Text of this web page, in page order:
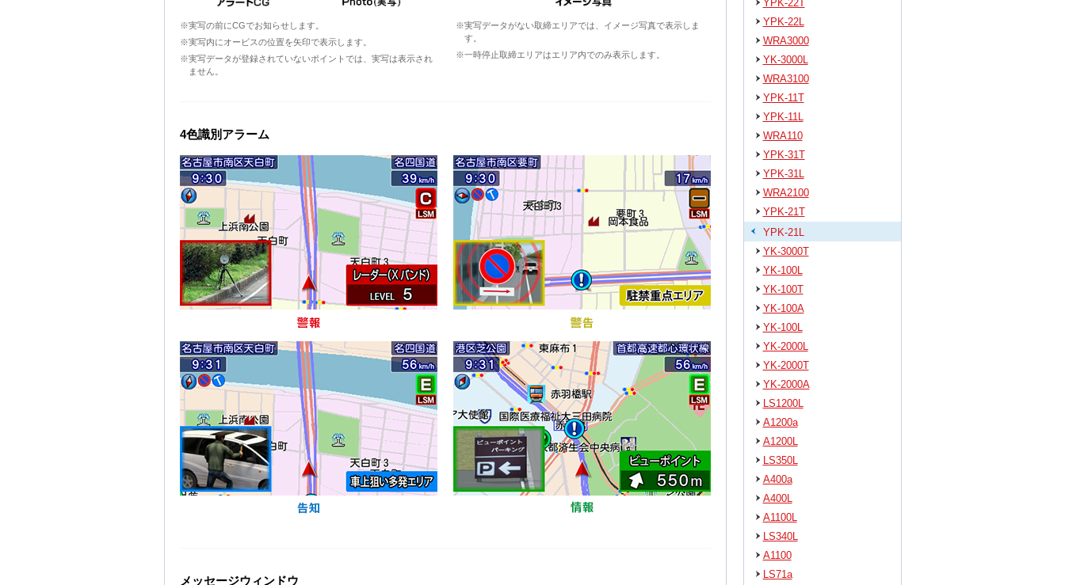
※実写の前にCGでお知らせします。
※実写内にオービスの位置を矢印で表示します。
※実写データが登録されていないポイントでは、実写は表示され
ません。
※実写データがない取締エリアでは、イメージ写真で表示しま
す。
※一時停止取締エリアはエリア内でのみ表示します。
4色識別アラーム
メッセージウィンドウ
YPK-22T
YPK-22L
WRA3000
YK-3000L
WRA3100
YPK-11T
YPK-11L
WRA110
YPK-31T
YPK-31L
WRA2100
YPK-21T
YPK-21L
YK-3000T
YK-100L
YK-100T
YK-100A
YK-100L
YK-2000L
YK-2000T
YK-2000A
LS1200L
A1200a
A1200L
LS350L
A400a
A400L
A1100L
LS340L
A1100
LS71a